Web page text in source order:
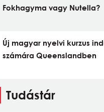
Fokhagyma vagy Nutella?
Új magyar nyelvi kurzus
számára Queenslandben
Tudástár